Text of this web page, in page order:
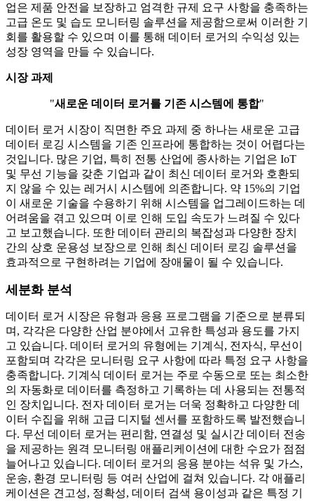
업은 제품 안전을 보장하고 엄격한 규제 요구 사항을 충족하는
고급 온도 및 습도 모니터링 솔루션을 제공함으로써 이러한 기
회를 활용할 수 있으며 이를 통해 데이터 로거의 수익성 있는
성장 영역을 만들 수 있습니다.
시장 과제
"새로운 데이터 로거를 기존 시스템에 통합"
데이터 로거 시장이 직면한 주요 과제 중 하나는 새로운 고급
데이터 로깅 시스템을 기존 인프라에 통합하는 것이 어렵다는
것입니다. 많은 기업, 특히 전통 산업에 종사하는 기업은 IoT
및 무선 기능을 갖춘 기업과 같이 최신 데이터 로거와 호환되
지 않을 수 있는 레거시 시스템에 의존합니다. 약 15%의 기업
이 새로운 기술을 수용하기 위해 시스템을 업그레이드하는 데
어려움을 겪고 있으며 이로 인해 도입 속도가 느려질 수 있다
고 보고했습니다. 또한 데이터 관리의 복잡성과 다양한 장치
간의 상호 운용성 보장으로 인해 최신 데이터 로깅 솔루션을
효과적으로 구현하려는 기업에 장애물이 될 수 있습니다.
세분화 분석
데이터 로거 시장은 유형과 응용 프로그램을 기준으로 분류되
며, 각각은 다양한 산업 분야에서 고유한 특성과 용도를 가지
고 있습니다. 데이터 로거의 유형에는 기계식, 전자식, 무선이
포함되며 각각은 모니터링 요구 사항에 따라 특정 요구 사항을
충족합니다. 기계식 데이터 로거는 주로 수동으로 또는 최소한
의 자동화로 데이터를 측정하고 기록하는 데 사용되는 전통적
인 장치입니다. 전자 데이터 로거는 더욱 정확하고 다양한 데
이터 수집을 위해 고급 디지털 센서를 포함하도록 발전했습니
다. 무선 데이터 로거는 편리함, 연결성 및 실시간 데이터 전송
을 제공하는 원격 모니터링 애플리케이션에 대한 수요가 점점
늘어나고 있습니다. 데이터 로거의 응용 분야는 석유 및 가스,
운송, 환경 모니터링 등 여러 산업에 걸쳐 있습니다. 각 애플리
케이션은 견고성, 정확성, 데이터 검색 용이성과 같은 특정 기